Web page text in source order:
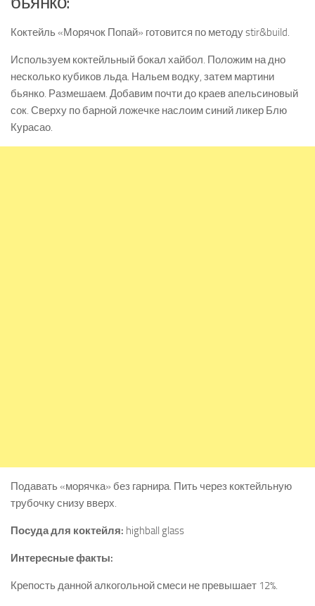
Коктейль «Морячок Попай» готовится по методу stir&build.
Используем коктейльный бокал хайбол. Положим на дно
несколько кубиков льда. Нальем водку, затем мартини
бьянко. Размешаем. Добавим почти до краев апельсиновый
сок. Сверху по барной ложечке наслоим синий ликер Блю
Курасао.
Подавать «морячка» без гарнира. Пить через коктейльную
трубочку снизу вверх.
Посуда для коктейля: highball glass
Интересные факты:
Крепость данной алкогольной смеси не превышает 12%.